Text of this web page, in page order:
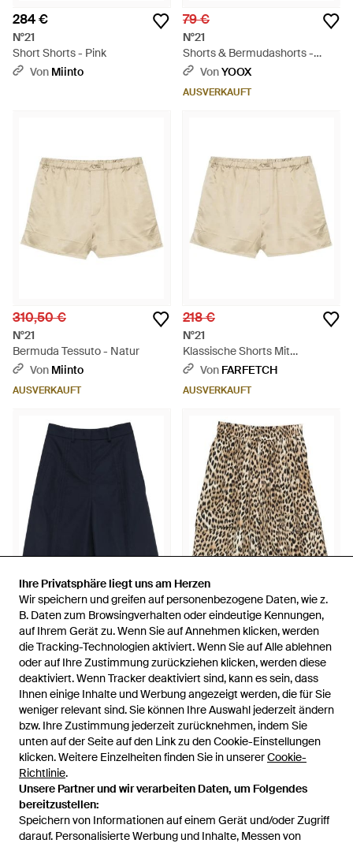
Ihre Privatsphäre liegt uns am Herzen
Wir speichern und greifen auf personenbezogene Daten, wie z.
B. Daten zum Browsingverhalten oder eindeutige Kennungen,
auf Ihrem Gerät zu. Wenn Sie auf Annehmen klicken, werden
die Tracking-Technologien aktiviert. Wenn Sie auf Alle ablehnen
oder auf Ihre Zustimmung zurückziehen klicken, werden diese
deaktiviert. Wenn Tracker deaktiviert sind, kann es sein, dass
Ihnen einige Inhalte und Werbung angezeigt werden, die für Sie
weniger relevant sind. Sie können Ihre Auswahl jederzeit ändern
bzw. Ihre Zustimmung jederzeit zurücknehmen, indem Sie
unten auf der Seite auf den Link zu den Cookie-Einstellungen
klicken. Weitere Einzelheiten finden Sie in unsererCookie-
Richtlinie.
Unsere Partner und wir verarbeiten Daten, um Folgendes
bereitzustellen:
Speichern von Informationen auf einem Gerät und/oder Zugriff
darauf. Personalisierte Werbung und Inhalte, Messen von
Ihre Privatsphäre liegt uns am Herzen
Wir speichern und greifen auf personenbezogene Daten, wie z.
B. Daten zum Browsingverhalten oder eindeutige Kennungen,
auf Ihrem Gerät zu. Wenn Sie auf Annehmen klicken, werden
die Tracking-Technologien aktiviert. Wenn Sie auf Alle ablehnen
oder auf Ihre Zustimmung zurückziehen klicken, werden diese
deaktiviert. Wenn Tracker deaktiviert sind, kann es sein, dass
Ihnen einige Inhalte und Werbung angezeigt werden, die für Sie
weniger relevant sind. Sie können Ihre Auswahl jederzeit ändern
bzw. Ihre Zustimmung jederzeit zurücknehmen, indem Sie
unten auf der Seite auf den Link zu den Cookie-Einstellungen
klicken. Weitere Einzelheiten finden Sie in unsererCookie-
Richtlinie.
Unsere Partner und wir verarbeiten Daten, um Folgendes
bereitzustellen:
Speichern von Informationen auf einem Gerät und/oder Zugriff
darauf. Personalisierte Werbung und Inhalte, Messen von
284 €
N°21
Short Shorts - Pink
Von Miinto
79 €
N°21
Shorts & Bermudashorts -
Natur
VonYOOX
AUSVERKAUFT
310,50 €
N°21
Bermuda Tessuto - Natur
Von Miinto
AUSVERKAUFT
218 €
N°21
Klassische Shorts Mit
Stretchbund - Natur
Von FARFETCH
AUSVERKAUFT
379 €
N°21
Klassische Shorts - Blau
VonFARFETCH
AUSVERKAUFT
446 €
N°21
Shorts Mit Leoparden-Print -
Natur
Von FARFETCH
AUSVERKAUFT